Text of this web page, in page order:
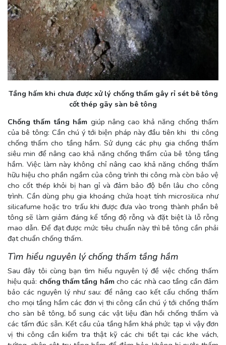
Tầng hấm khi chưa được xử lý chống thấm gây rỉ sét bê tông
cốt thép gãy sàn bê tông
Chống thấm tầng hầm giúp nâng cao khả năng chống thấm
của bê tông: Cần chú ý tới biện pháp này đầu tiên khi thi công
chống thấm cho tầng hầm. Sử dụng các phụ gia chống thấm
siêu min để nâng cao khả năng chống thấm của bê tông tầng
hầm. Việc làm này không chỉ nâng cao khả năng chống thấm
hữu hiệu cho phần ngầm của công trình thi công mà còn bảo vệ
cho cốt thép khỏi bị han gỉ và đảm bảo độ bền lâu cho công
trình. Cần dùng phụ gia khoáng chứa hoạt tính microsilica như
silicafume hoặc tro trấu khi được đưa vào trong thành phần bê
tông sẽ làm giảm đáng kể tổng độ rỗng và đặt biệt là lỗ rỗng
mao dẫn. Để đạt được mức tiêu chuẩn này thì bê tông cần phải
đạt chuẩn chống thấm.
Tìm hiểu nguyên lý chống thấm tầng hầm
Sau đây tôi cùng bạn tìm hiểu nguyên lý đề việc chống thấm
hiệu quả: chống thấm tầng hầmcho các nhà cao tầng cần đảm
bảo các nguyên lý như sau: để nâng cao kết cấu chống thấm
cho mọi tầng hầm các đơn vị thi công cần chú ý tới chống thấm
cho sàn bê tông, bổ sung các vật liệu đàn hồi chống thấm và
các tấm đúc sẵn. Kết cầu của tầng hầm khá phức tạp vì vậy đơn
vị thi công cần kiểm tra thật kỹ các chi tiết tại các khe vách,